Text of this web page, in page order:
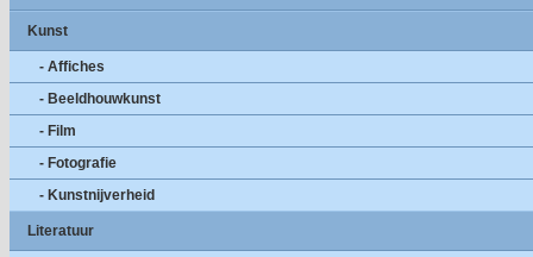
Kunst
- Affiches
- Beeldhouwkunst
- Film
- Fotografie
- Kunstnijverheid
Literatuur